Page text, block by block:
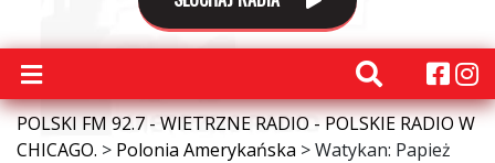
POLSKI FM 92.7 - WIETRZNE RADIO - POLSKIE RADIO W
CHICAGO. > Polonia Amerykańska >Watykan: Papież